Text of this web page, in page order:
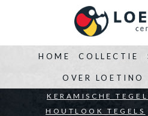
HOME
BEDRIJVEN
COLLECTIE
KERAMISCHE
HOUTLOOK TEGELS
OVER LOETINO